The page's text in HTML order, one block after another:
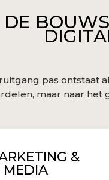
DE
pas ontstaat
maar naar
&
MEDIA